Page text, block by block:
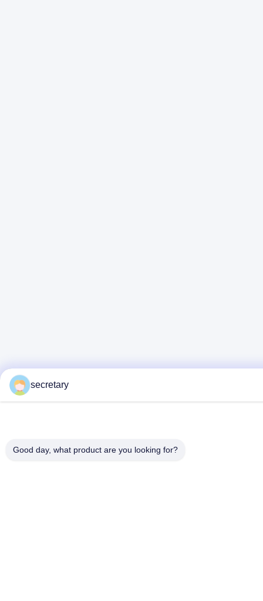
secretary
Good day, what product are you looking for?